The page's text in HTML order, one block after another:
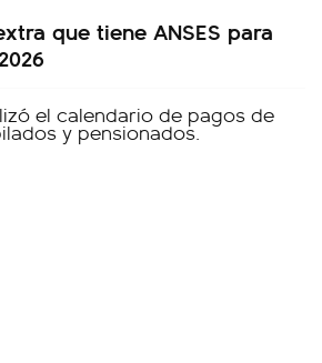
que tiene ANSES para